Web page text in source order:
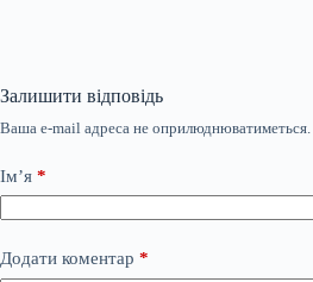
Залишити відповідь
Ваша e-mail адреса не оприлюднюватиметься.
Ім’я *
Додати коментар *